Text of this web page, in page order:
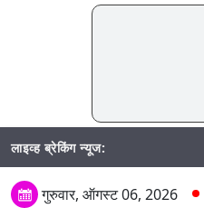
लाइव्ह ब्रेकिंग न्यूज:
गुरुवार, ऑगस्ट 06, 2026